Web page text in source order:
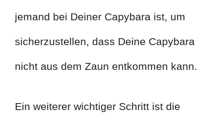
jemand bei Deiner Capybara ist, um
sicherzustellen, dass Deine Capybara
nicht aus dem Zaun entkommen kann.
Ein weiterer wichtiger Schritt ist die